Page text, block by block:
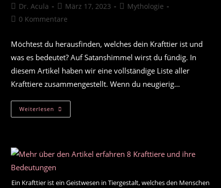
Beitrags-
Autor:
Dr. Acula
Beitrag
veröffentlicht:
März 17, 2023
Beitrags-
Mythologie
Beitrags-
0 Kommentare
Möchtest du herausfinden, welches dein Krafttier ist und
was es bedeutet? Auf Satanshimmel wirst du fündig. In
diesem Artikel haben wir eine vollständige Liste aller
Krafttiere zusammengestellt. Wenn du neugierig…
Weiterlesen Liste
Der
Ein Krafttier ist ein Geistwesen in Tiergestalt, welches den Menschen